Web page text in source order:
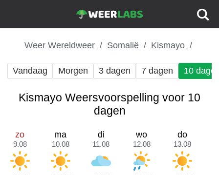
Weer Wereldweer Somalië Kismayo
Vandaag Morgen 3 dagen 7 dagen 10
Kismayo Weersvoorspelling voor 10
dagen
zo
9.08
ma
10.08
di
11.08
wo
12.08
do
13.08